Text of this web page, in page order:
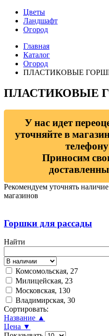
Цветы
Ландшафт
Огород
Главная
Каталог
Огород
ПЛАСТИКОВЫЕ
ПЛАСТИКОВЫЕ
У нас идет
уточняйте в
Приносим
Рекомендуем уточнять
магазинов
Горшки для рассады
Найти
Комсомольская, 27
Милицейская, 23
Московская, 130
Владимирская, 30
Сортировать:
Название ▲
Цена ▼